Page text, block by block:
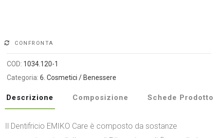
CONFRONTA
COD: 1034.120-1
Categoria:6. Cosmetici / Benessere
Descrizione Composizione Schede Prodotto
Il Dentifricio EMIKO Care è composto da sostanze